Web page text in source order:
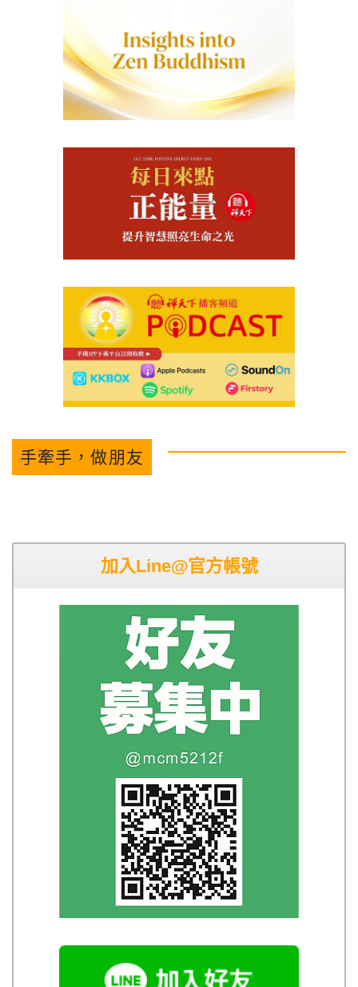
手牽手，做朋友
加入Line@官方帳號